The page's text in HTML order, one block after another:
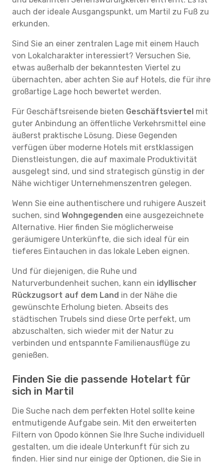
auch der ideale Ausgangspunkt, um Martil zu Fuß zu
erkunden.
Sind Sie an einer zentralen Lage mit einem Hauch
von Lokalcharakter interessiert? Versuchen Sie,
etwas außerhalb der bekanntesten Viertel zu
übernachten, aber achten Sie auf Hotels, die für ihre
großartige Lage hoch bewertet werden.
Für Geschäftsreisende bieten Geschäftsviertel mit
guter Anbindung an öffentliche Verkehrsmittel eine
äußerst praktische Lösung. Diese Gegenden
verfügen über moderne Hotels mit erstklassigen
Dienstleistungen, die auf maximale Produktivität
ausgelegt sind, und sind strategisch günstig in der
Nähe wichtiger Unternehmenszentren gelegen.
Wenn Sie eine authentischere und ruhigere Auszeit
suchen, sind Wohngegenden eine ausgezeichnete
Alternative. Hier finden Sie möglicherweise
geräumigere Unterkünfte, die sich ideal für ein
tieferes Eintauchen in das lokale Leben eignen.
Und für diejenigen, die Ruhe und
Naturverbundenheit suchen, kann ein idyllischer
Rückzugsort auf dem Land in der Nähe die
gewünschte Erholung bieten. Abseits des
städtischen Trubels sind diese Orte perfekt, um
abzuschalten, sich wieder mit der Natur zu
verbinden und entspannte Familienausflüge zu
genießen.
Finden Sie die passende Hotelart für
sich in Martil
Die Suche nach dem perfekten Hotel sollte keine
entmutigende Aufgabe sein. Mit den erweiterten
Filtern von Opodo können Sie Ihre Suche individuell
gestalten, um die ideale Unterkunft für sich zu
finden. Hier sind nur einige der Optionen, die Sie in